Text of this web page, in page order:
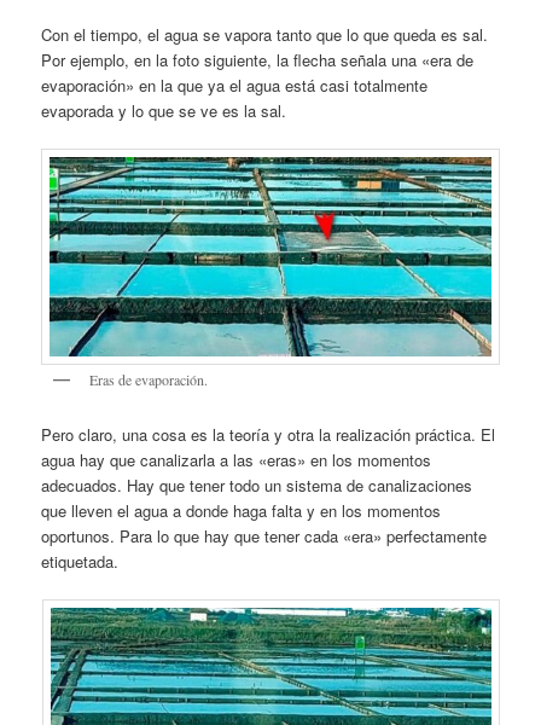
Con el tiempo, el agua se vapora tanto que lo que queda es sal.
Por ejemplo, en la foto siguiente, la flecha señala una «era de
evaporación» en la que ya el agua está casi totalmente
evaporada y lo que se ve es la sal.
Eras de evaporación.
Pero claro, una cosa es la teoría y otra la realización práctica. El
agua hay que canalizarla a las «eras» en los momentos
adecuados. Hay que tener todo un sistema de canalizaciones
que lleven el agua a donde haga falta y en los momentos
oportunos. Para lo que hay que tener cada «era» perfectamente
etiquetada.